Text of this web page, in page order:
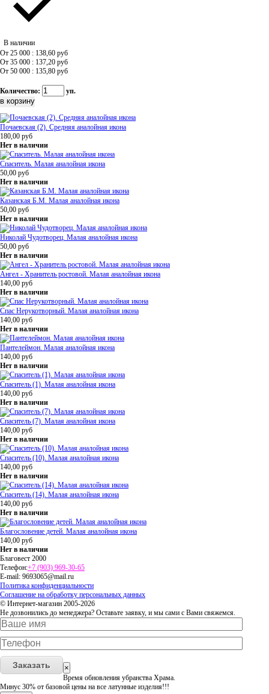
В наличии
От 25 000 : 138,60 руб
От 35 000 : 137,20 руб
От 50 000 : 135,80 руб
Количество: уп.
Почаевская (2). Средняя аналойная икона
180,00 руб
Нет в наличии
Спаситель. Малая аналойная икона
50,00 руб
Нет в наличии
Казанская Б.М. Малая аналойная икона
50,00 руб
Нет в наличии
Николай Чудотворец. Малая аналойная икона
50,00 руб
Нет в наличии
Ангел - Хранитель ростовой. Малая аналойная икона
140,00 руб
Нет в наличии
Спас Нерукотворный. Малая аналойная икона
140,00 руб
Нет в наличии
Пантелеймон. Малая аналойная икона
140,00 руб
Нет в наличии
Спаситель (1). Малая аналойная икона
140,00 руб
Нет в наличии
Спаситель (7). Малая аналойная икона
140,00 руб
Нет в наличии
Спаситель (10). Малая аналойная икона
140,00 руб
Нет в наличии
Спаситель (14). Малая аналойная икона
140,00 руб
Нет в наличии
Благословение детей. Малая аналойная икона
140,00 руб
Нет в наличии
Благовест 2000
Телефон:+7 (903) 969-30-65
E-mail: 9693065@mail.ru
Политика конфиденциальности
Соглашение на обработку персональных данных
© Интернет-магазин 2005-2026
Не дозвонились до менеджера? Оставьте заявку, и мы сами с Вами свяжемся.
Заказать ×
Время обновления убранства Храма.
Минус 30% от базовой цены на все латунные изделия!!!